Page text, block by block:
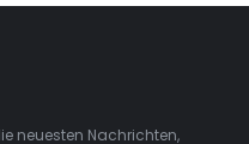
neuesten Nachrichten,